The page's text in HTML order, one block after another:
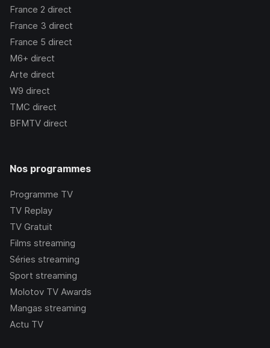
France 2 direct
France 3 direct
France 5 direct
M6+ direct
Arte direct
W9 direct
TMC direct
BFMTV direct
Nos programmes
Programme TV
TV Replay
TV Gratuit
Films streaming
Séries streaming
Sport streaming
Molotov TV Awards
Mangas streaming
Actu TV